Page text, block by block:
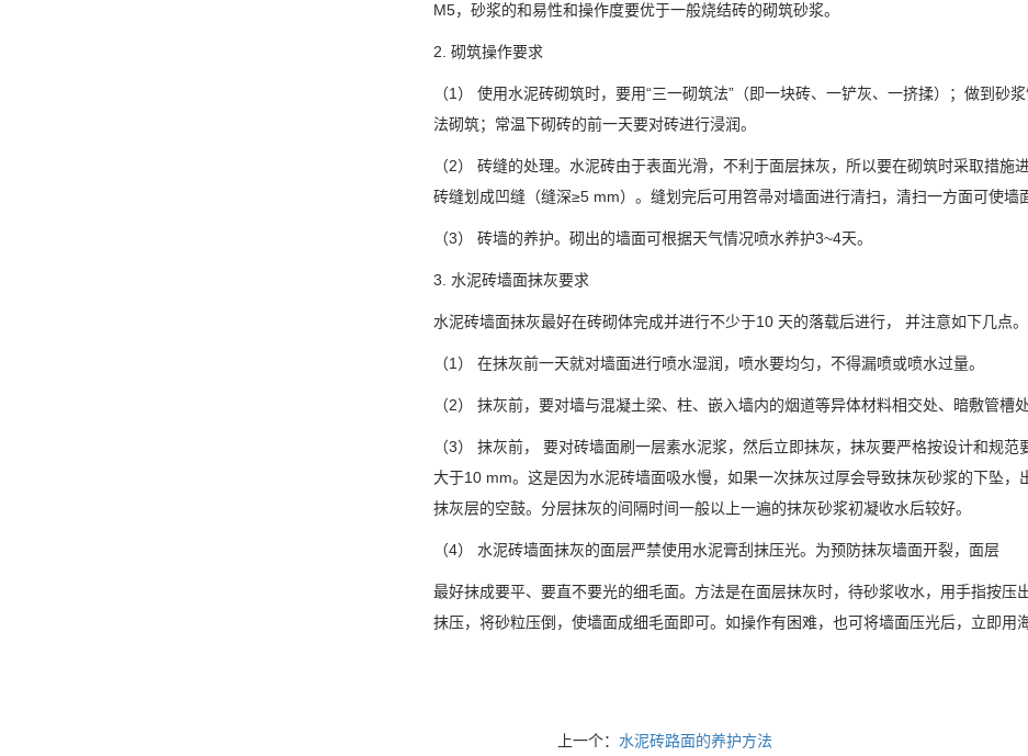
M5，砂浆的和易性和操作度要优于一般烧结砖的砌筑砂浆。
2. 砌筑操作要求
（1） 使用水泥砖砌筑时，要用“三一砌筑法”（即一块砖、一铲灰、一挤揉）；做到砂
法砌筑；常温下砌砖的前一天要对砖进行浸润。
（2） 砖缝的处理。水泥砖由于表面光滑，不利于面层抹灰，所以要在砌筑时采取措
砖缝划成凹缝（缝深≥5 mm）。缝划完后可用笤帚对墙面进行清扫，清扫一方面可使墙
（3） 砖墙的养护。砌出的墙面可根据天气情况喷水养护3~4天。
3. 水泥砖墙面抹灰要求
水泥砖墙面抹灰最好在砖砌体完成并进行不少于10 天的落载后进行， 并注意如下几点。
（1） 在抹灰前一天就对墙面进行喷水湿润，喷水要均匀，不得漏喷或喷水过量。
（2） 抹灰前，要对墙与混凝土梁、柱、嵌入墙内的烟道等异体材料相交处、暗敷管槽
（3） 抹灰前， 要对砖墙面刷一层素水泥浆，然后立即抹灰，抹灰要严格按设计和规
大于10 mm。这是因为水泥砖墙面吸水慢，如果一次抹灰过厚会导致抹灰砂浆的下坠
抹灰层的空鼓。分层抹灰的间隔时间一般以上一遍的抹灰砂浆初凝收水后较好。
（4） 水泥砖墙面抹灰的面层严禁使用水泥膏刮抹压光。为预防抹灰墙面开裂，面层
最好抹成要平、要直不要光的细毛面。方法是在面层抹灰时，待砂浆收水，用手指按压
抹压，将砂粒压倒，使墙面成细毛面即可。如操作有困难，也可将墙面压光后，立即用
上一个： 水泥砖路面的养护方法